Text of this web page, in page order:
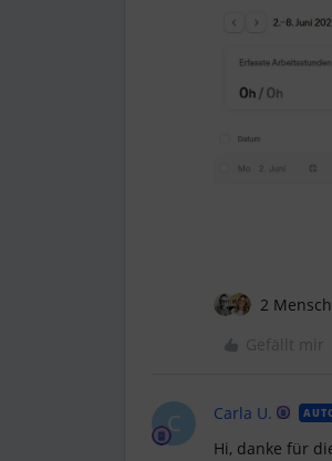
2
Gefällt mir
C Carla U.
Hi, danke für